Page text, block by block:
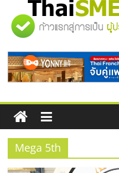
วิเคราะห์
FAQ รวมค
ปั้มฟอลติ๊ก
เริ่มยังไงใ
"ศูนย์
รวม
ข้อมูล
ธุรกิจ
SME
Mega 5th